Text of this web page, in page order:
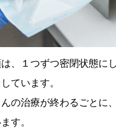
、１つずつ密閉状態に
ています。
の治療が終わるごとに
す。